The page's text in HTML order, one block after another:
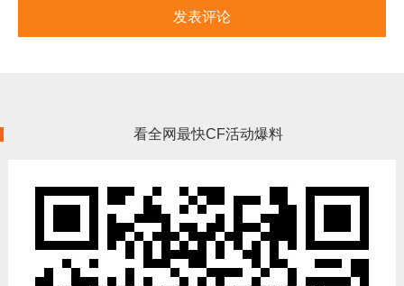
看全网最快CF活动爆料